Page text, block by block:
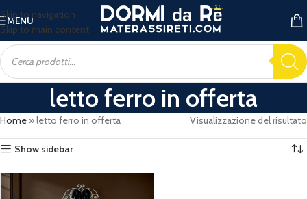
Skip to navigation
Skip to main content
MENU
letto ferro in offerta
Home »letto ferro in offerta Visualizzazione del risultato
Show sidebar